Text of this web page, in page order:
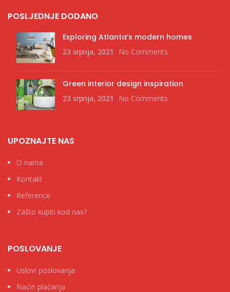
POSLJEDNJE DODANO
Exploring Atlanta’s modern homes
23 srpnja, 2021 No Comments
Green interior design inspiration
23 srpnja, 2021 No Comments
UPOZNAJTE NAS
O nama
Kontakt
Reference
Zašto kupiti kod nas?
POSLOVANJE
Uslovi poslovanja
Naćin plaćanja